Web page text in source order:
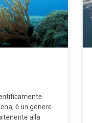
è un genere
alla